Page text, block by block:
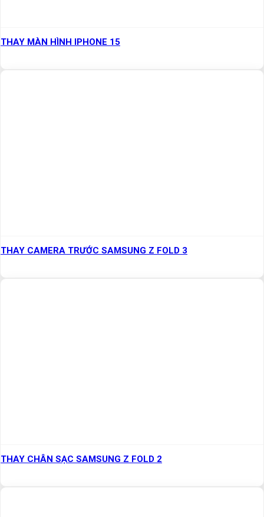
THAY MÀN HÌNH IPHONE 15
THAY CAMERA TRƯỚC SAMSUNG Z FOLD 3
THAY CHÂN SẠC SAMSUNG Z FOLD 2